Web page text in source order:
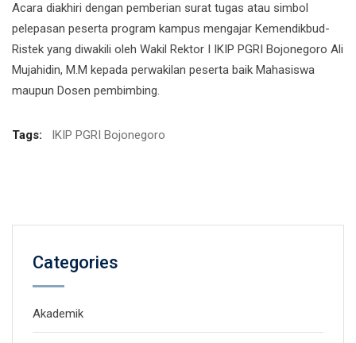
Acara diakhiri dengan pemberian surat tugas atau simbol
pelepasan peserta program kampus mengajar Kemendikbud-
Ristek yang diwakili oleh Wakil Rektor I IKIP PGRI Bojonegoro Ali
Mujahidin, M.M kepada perwakilan peserta baik Mahasiswa
maupun Dosen pembimbing.
Tags: IKIP PGRI Bojonegoro
Categories
Akademik